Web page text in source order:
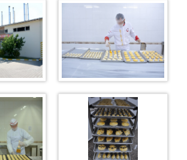
Kurumları Devlet Hastanesi
Okulu